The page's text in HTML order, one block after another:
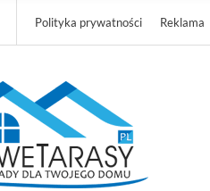
Polityka prywatności Reklama